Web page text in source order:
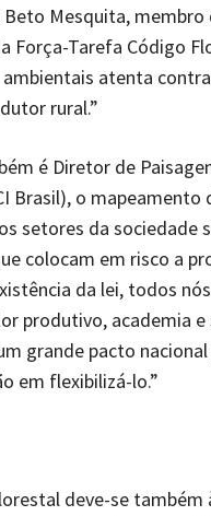
Mesquita, membro
Força-Tarefa Código
atenta
rural.”
é Diretor de
Brasil), o mapeamento
setores da sociedade
colocam em risco a
da lei, todos
produtivo, academia
grande pacto nacional
em flexibilizá-lo.”
deve-se também